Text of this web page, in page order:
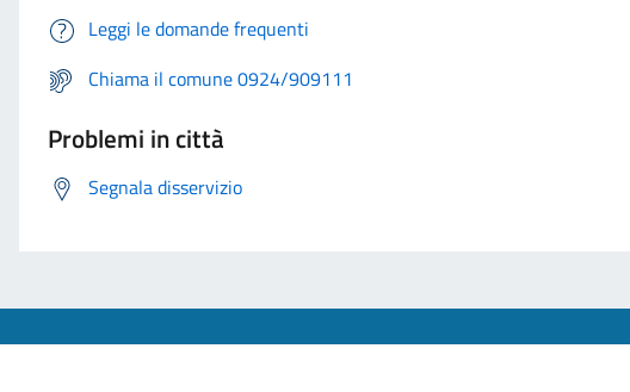
Leggi le domande frequenti
Chiama il comune 0924/909111
Problemi in città
Segnala disservizio